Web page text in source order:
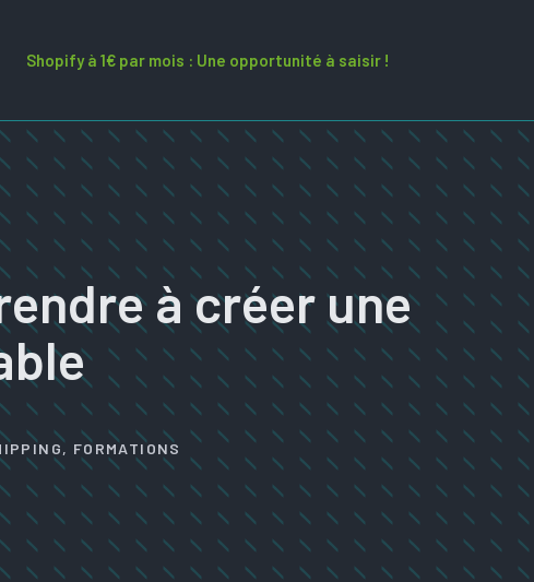
Shopify à 1€ par mois : Une opportunité à saisir !
à créer une
, FORMATIONS